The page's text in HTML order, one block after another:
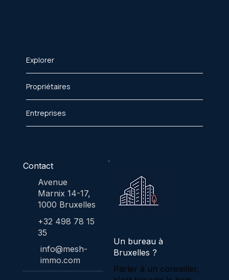
Explorer
Propriétaires
Entreprises
Contact
Avenue
Marnix 14-17,
1000 Bruxelles
+32 498 78 15
35
info@mesh-
immo.com
Un bureau à
Bruxelles ?
Parler à un conseiller,